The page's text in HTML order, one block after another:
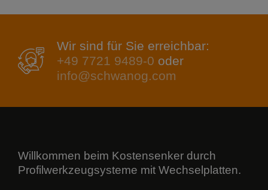
Wir sind für Sie erreichbar:
+49 7721 9489-0 oder
info@schwanog.com
Willkommen beim Kostensenker durch
Profilwerkzeugsysteme mit Wechselplatten.